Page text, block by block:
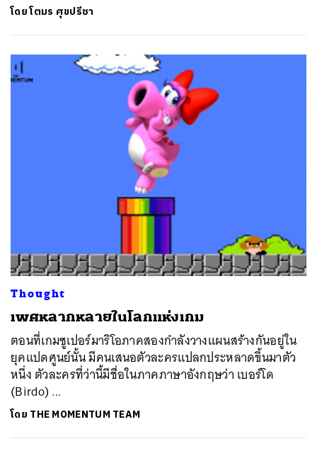
โดยโตมร ศุขปรีชา
Thought
เพศหลากหลายในโลกแห่งเกม
ตอนที่เกมซูเปอร์มาริโอภาคสองกำลังวางแผนสร้างกันอยู่ใน
ยุคแปดศูนย์นั้น มีคนเสนอตัวละครแปลกประหลาดขึ้นมาตัว
หนึ่ง ตัวละครที่ว่านี้มีชื่อในภาคภาษาอังกฤษว่า เบอร์โด
(Birdo) ...
โดย THE MOMENTUM TEAM
SHARE TWEET LINE